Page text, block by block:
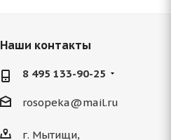
Наши контакты
8 495 133-90-25
rosopeka@mail.ru
г. Мытищи,